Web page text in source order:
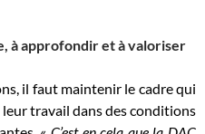
à approfondir et à valoriser
il faut maintenir le cadre qui
travail dans des conditions